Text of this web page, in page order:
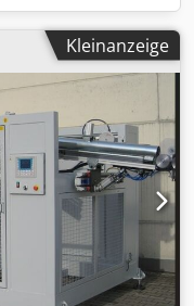
Kleinanzeige